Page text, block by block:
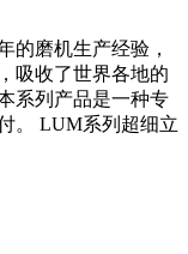
的磨机生产经验，
吸收了世界各地的
系列产品是一种专
。 LUM系列超细立